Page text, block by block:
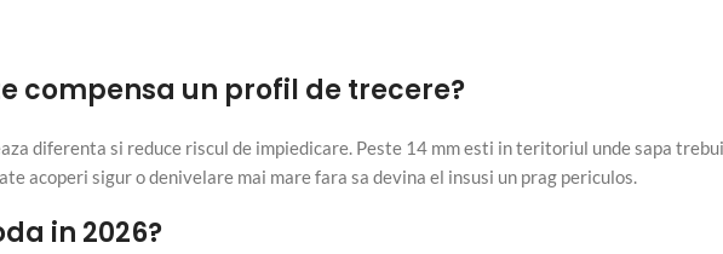
compensa un profil de trecere?
diferenta si reduce riscul de impiedicare. Peste 14 mm esti in teritoriul unde sapa
acoperi sigur o denivelare mai mare fara sa devina el insusi un prag periculos.
in 2026?